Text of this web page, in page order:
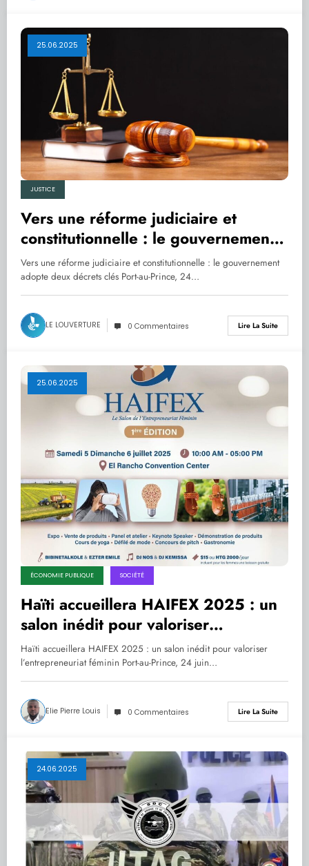
25.06.2025
JUSTICE
Vers une réforme judiciaire et
constitutionnelle : le gouvernement
adopte deux décrets clés
Vers une réforme judiciaire et constitutionnelle : le gouvernement
adopte deux décrets clés Port-au-Prince, 24…
LE LOUVERTURE 0 Commentaires Lire La Suite
25.06.2025
ÉCONOMIE PUBLIQUE SOCIÉTÉ
Haïti accueillera HAIFEX 2025 : un
salon inédit pour valoriser
l’entrepreneuriat féminin
Haïti accueillera HAIFEX 2025 : un salon inédit pour valoriser
l’entrepreneuriat féminin Port-au-Prince, 24 juin…
Elie Pierre Louis 0 Commentaires Lire La Suite
24.06.2025